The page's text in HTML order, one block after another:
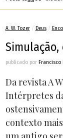
A. W. Tozer/ Deus/
publicado por Francisco
Da revista A
Intérpretes
contexto